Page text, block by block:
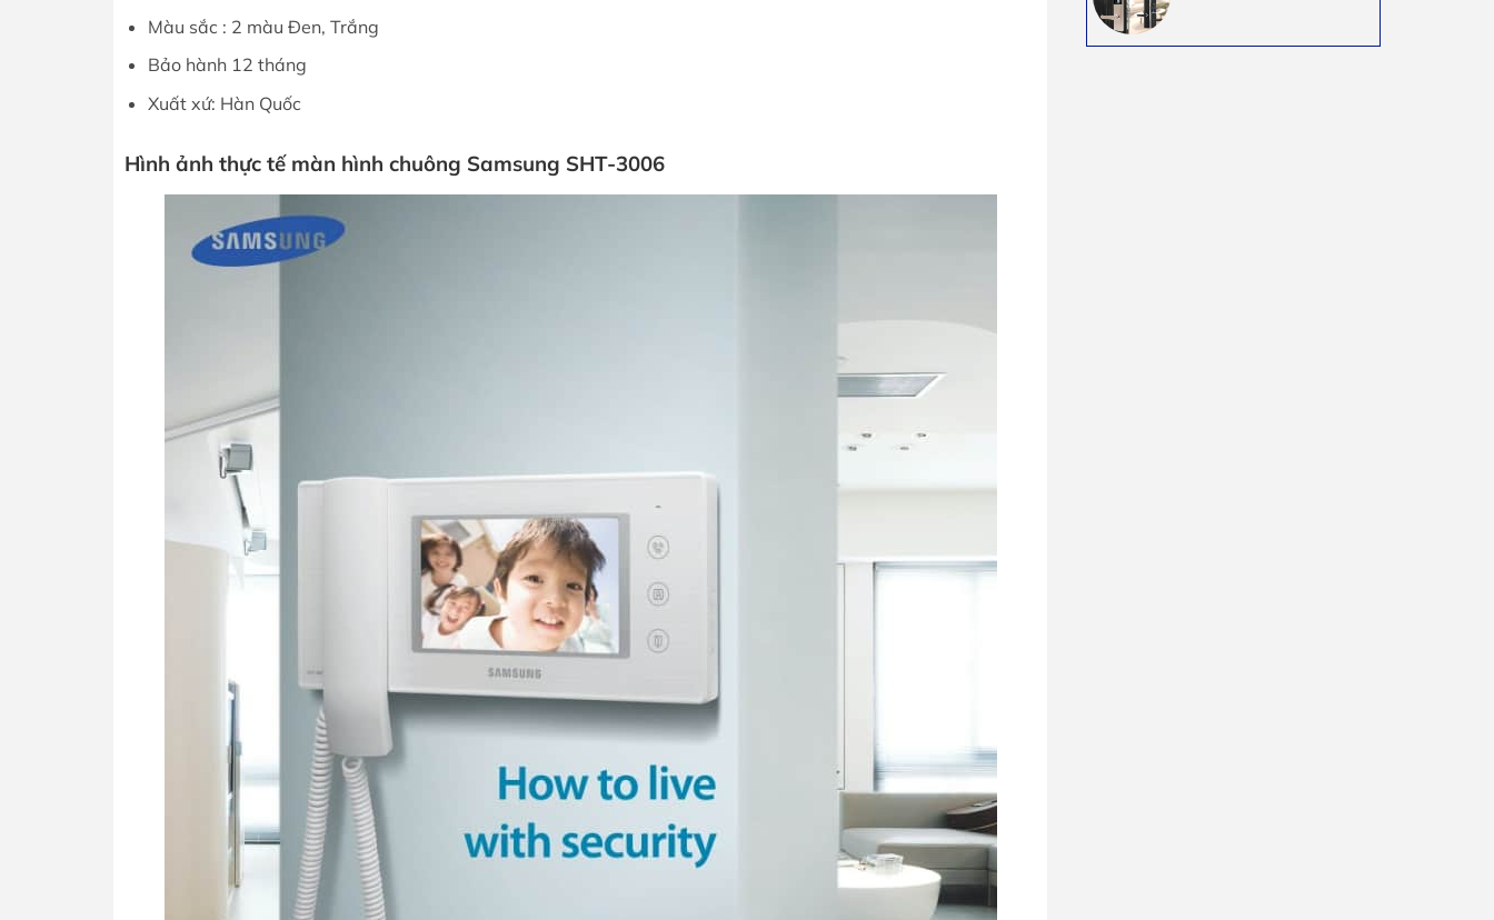
Màu sắc : 2 màu Đen, Trắng
Bảo hành 12 tháng
Xuất xứ: Hàn Quốc
Hình ảnh thực tế màn hình chuông Samsung SHT-3006